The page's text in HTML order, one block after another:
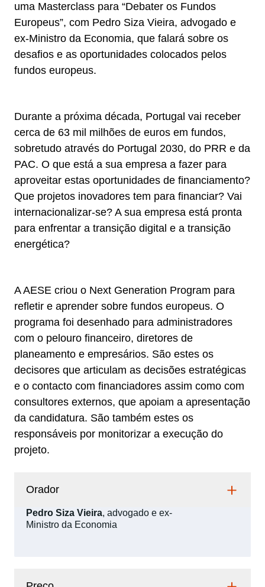
uma Masterclass para “Debater os Fundos
Europeus”, com Pedro Siza Vieira, advogado e
ex-Ministro da Economia, que falará sobre os
desafios e as oportunidades colocados pelos
fundos europeus.
Durante a próxima década, Portugal vai receber
cerca de 63 mil milhões de euros em fundos,
sobretudo através do Portugal 2030, do PRR e da
PAC. O que está a sua empresa a fazer para
aproveitar estas oportunidades de financiamento?
Que projetos inovadores tem para financiar? Vai
internacionalizar-se? A sua empresa está pronta
para enfrentar a transição digital e a transição
energética?
A AESE criou o Next Generation Program para
refletir e aprender sobre fundos europeus. O
programa foi desenhado para administradores
com o pelouro financeiro, diretores de
planeamento e empresários. São estes os
decisores que articulam as decisões estratégicas
e o contacto com financiadores assim como com
consultores externos, que apoiam a apresentação
da candidatura. São também estes os
responsáveis por monitorizar a execução do
projeto.
Orador
Pedro Siza Vieira, advogado e ex-
Ministro da Economia